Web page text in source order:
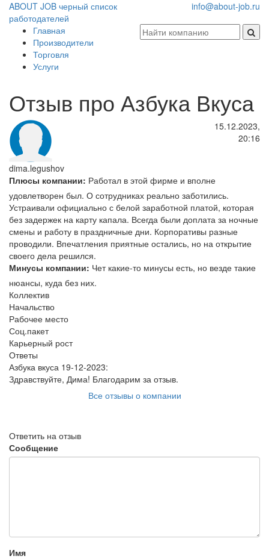
ABOUT JOB черный список
работодателей
info@about-job.ru
Главная
Производители
Торговля
Услуги
Отзыв про Азбука Вкуса
dima.legushov
15.12.2023,
20:16
Плюсы компании: Работал в этой фирме и вполне
удовлетворен был. О сотрудниках реально заботились.
Устраивали официально с белой заработной платой, которая
без задержек на карту капала. Всегда были доплата за ночные
смены и работу в праздничные дни. Корпоративы разные
проводили. Впечатления приятные остались, но на открытие
своего дела решился.
Минусы компании: Чет какие-то минусы есть, но везде такие
нюансы, куда без них.
Коллектив
Начальство
Рабочее место
Соц.пакет
Карьерный рост
Ответы
Азбука вкуса 19-12-2023:
Здравствуйте, Дима! Благодарим за отзыв.
Все отзывы о компании
Ответить на отзыв
Сообщение
Имя